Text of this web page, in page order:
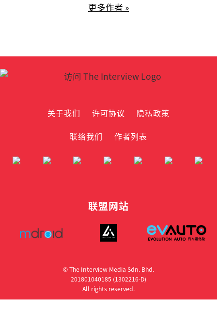
更多作者 »
关于我们 许可协议
隐私政策
联络我们
作者列表
联盟网站
© The Interview Media Sdn. Bhd.
201801040185 (1302216­-D)
All rights reserved.